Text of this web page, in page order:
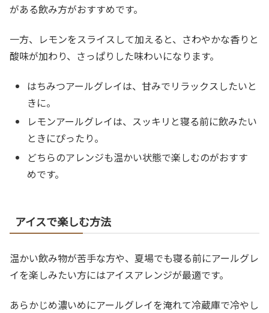
がある飲み方がおすすめです。
一方、レモンをスライスして加えると、さわやかな香りと
酸味が加わり、さっぱりした味わいになります。
はちみつアールグレイは、甘みでリラックスしたいと
きに。
レモンアールグレイは、スッキリと寝る前に飲みたい
ときにぴったり。
どちらのアレンジも温かい状態で楽しむのがおすす
めです。
アイスで楽しむ方法
温かい飲み物が苦手な方や、夏場でも寝る前にアールグレ
イを楽しみたい方にはアイスアレンジが最適です。
あらかじめ濃いめにアールグレイを淹れて冷蔵庫で冷やし